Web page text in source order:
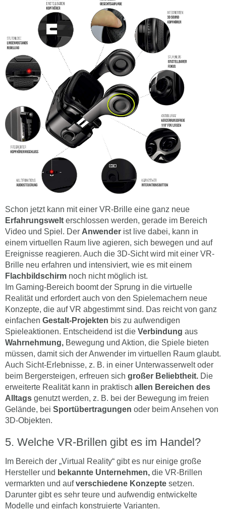
Schon jetzt kann mit einer VR-Brille eine ganz neue
Erfahrungswelt erschlossen werden, gerade im Bereich
Video und Spiel. Der Anwender ist live dabei, kann in
einem virtuellen Raum live agieren, sich bewegen und auf
Ereignisse reagieren. Auch die 3D-Sicht wird mit einer VR-
Brille neu erfahren und intensiviert, wie es mit einem
Flachbildschirm noch nicht möglich ist.
Im Gaming-Bereich boomt der Sprung in die virtuelle
Realität und erfordert auch von den Spielemachern neue
Konzepte, die auf VR abgestimmt sind. Das reicht von ganz
einfachen Gestalt-Projekten bis zu aufwendigen
Spieleaktionen. Entscheidend ist die Verbindung aus
Wahrnehmung, Bewegung und Aktion, die Spiele bieten
müssen, damit sich der Anwender im virtuellen Raum glaubt.
Auch Sicht-Erlebnisse, z. B. in einer Unterwasserwelt oder
beim Bergersteigen, erfreuen sich großer Beliebtheit. Die
erweiterte Realität kann in praktisch allen Bereichen des
Alltags genutzt werden, z. B. bei der Bewegung im freien
Gelände, bei Sportübertragungen oder beim Ansehen von
3D-Objekten.
Welche VR-Brillen gibt es im Handel?
Im Bereich der „Virtual Reality“ gibt es nur einige große
Hersteller und bekannte Unternehmen, die VR-Brillen
vermarkten und aufverschiedene Konzepte setzen.
Darunter gibt es sehr teure und aufwendig entwickelte
Modelle und einfach konstruierte Varianten.